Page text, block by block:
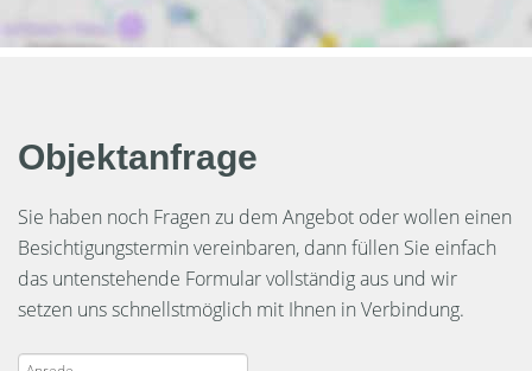
Objektanfrage
Sie haben noch Fragen zu dem Angebot oder wollen einen
Besichtigungstermin vereinbaren, dann füllen Sie einfach
das untenstehende Formular vollständig aus und wir
setzen uns schnellstmöglich mit Ihnen in Verbindung.